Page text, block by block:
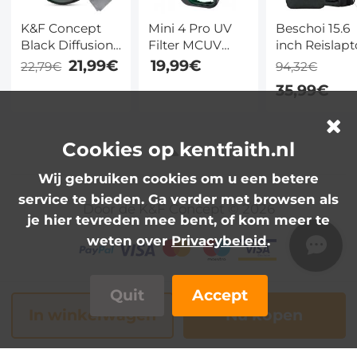
K&F Concept
Black Diffusion
Filter 1/4 voor
Insta360 Go
Ultra – Multi-
Cinematische
Zachtheid
22,79€ 21,99€
Mini 4 Pro UV
Filter MCUV
Beschermingsfilter
HD Optisch
Glas Multi
DJI Mini 4 Pro
19,99€
Beschoi 15.6
inch
Rugzak
Waterdichte
Lichtgewicht
Dagrugzak
Opladen Via
Rugzak
94,32€
35,99€
In winkelwagen Nu kopen
Door de K&F Concept © 2026
Cookies op kentfaith.nl
Wij gebruiken cookies om u een betere
service te bieden. Ga verder met browsen als
je hier tevreden mee bent, of kom meer te
weten overPrivacybeleid.
Quit Accept